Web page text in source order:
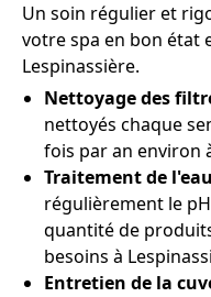
Un soin régulier et
votre spa en bon état
Lespinassière.
Nettoyage des
nettoyés chaque
fois par an environ
Traitement de
régulièrement le
quantité de
besoins à
Entretien de la